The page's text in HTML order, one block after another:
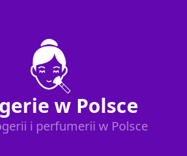
w Polsce
i perfumerii w Polsce